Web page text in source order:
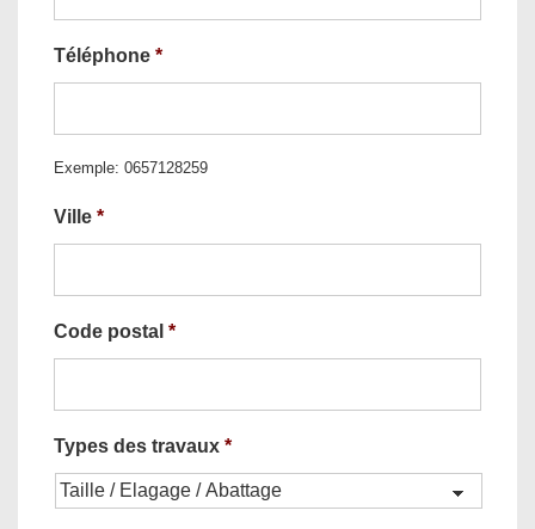
Téléphone *
Exemple: 0657128259
Ville *
Code postal *
Types des travaux *